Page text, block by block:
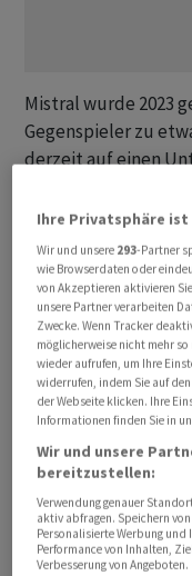
Mistral wurde 2023
Gegenspieler zu
derzeit auf einen
Grosser
auch Open Source
Rechenzentren in
gegründete Emmi
der Schnittstelle
Akquise stärke
hiess es in einer
«Mistral hat
auf einem neuen
Brandstetter, der
die
Ihre Privatsphäre
Wir und unsere 293-Partner
wie Browserdaten oder
von Akzeptieren aktivieren
unsere Partner verarbeiten
Zwecke. Wenn Tracker
möglicherweise nicht mehr
wieder aufrufen, um Ihre
widerrufen, indem Sie auf
der Webseite klicken. Ihre
Informationen finden Sie in
Wir und unsere
bereitzustellen:
Verwendung genauer
aktiv abfragen. Speichern
Personalisierte Werbung und
Performance von Inhalten,
Verbesserung von Angeboten.